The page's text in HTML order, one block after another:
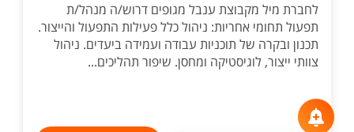
לחברת מיל מקבוצת ענבל מגופים דרוש/ה מנהל/ת
תפעול תחומי אחריות: ניהול כלל פעילות התפעול והייצור.
תכנון ובקרה של תוכניות עבודה ועמידה ביעדים. ניהול
צוותי ייצור, לוגיסטיקה ומחסן. שיפור תהליכים...